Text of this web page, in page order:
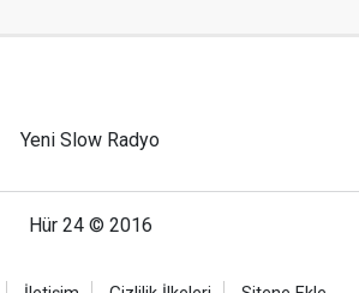
Yeni Slow Radyo
Hür 24 © 2016